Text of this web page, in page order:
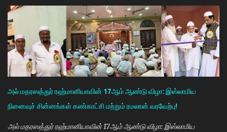
ஒருங்கிணைப்பாளர் திருவேங்கடம் மற்றும் செவிலியர்கள் தலைமையில்
நடைபெற்றது. நிகழ்ச்சியில் கண் மருத்துவர் இளையராஜா சிறப்பு
அழைப்பாளராக கலந்து கொண்டு குத்துவிளக்கு ஏற்றி நிகழ்ச்சினை
துவங்கி வைத்தார். நிகழ்ச்சிக்கு குமராட்சி வர்த்தக சங்கத் தலைவர்
கே.ஆர்.ஜி. தமிழ்வாணன் முன்னிலை வகித்தார். நிகழ்ச்சியில் செயலாளர்
மணிவண்ணன், ஒருங்கிணைப்பாளர் அப்துல்பாசித் மற்றும் சங்க
நிர்வாகிகள் குமரவடிவு, துரைசிங்கம், பிரதீப், அப்துல்ரவுப், பார்த்தசாரதி,
மணிகண்டன், செந்தில்குமார், முஸ்தபா, பிரத...
அல் மதரஸத்துர் ரஹ்மானியாவின் 17ஆம் ஆண்டு விழா: இஸ்லாமிய
நினைவுச் சின்னங்கள் கண்காட்சி மற்றும் ரமலான் வரவேற்பு!
அல் மதரஸத்துர் ரஹ்மானியாவின் 17ஆம் ஆண்டு விழா: இஸ்லாமிய